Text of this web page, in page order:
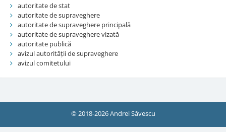
autoritate de stat
autoritate de supraveghere
autoritate de supraveghere principală
autoritate de supraveghere vizată
autoritate publică
avizul autorității de supraveghere
avizul comitetului
© 2018-2026 Andrei Săvescu